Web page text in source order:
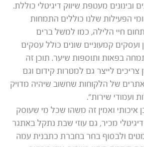
מעטפת שיווק דיגיטלי כוללת.
הפעילות שלנו כוללים התמחות
חיי הלילה, כמו למשל ברים
ועסקים קמעוניים שונים כולל עסקים
בפאות ותוספות שיער. תוכן זה
לייצר גם למטרות קידום וגם
של הלקוחות שחשוב שיהיה מדויק
ועמודי שירות”.
ואמין זה משהו שכל מי שעוסק
מכיר, גם עוזי שבת נתקל באתגר
ולבסוף בחר בחברת כתבנית עמה